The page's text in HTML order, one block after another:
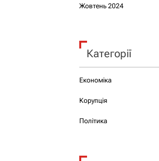
Жовтень 2024
Категорії
Економіка
Корупція
Політика